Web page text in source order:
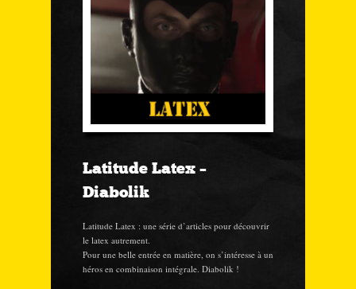
Latitude Latex –
Diabolik
Latitude Latex : une série d’articles pour découvrir
le latex autrement.
Pour une belle entrée en matière, on s’intéresse à un
héros en combinaison intégrale. Diabolik !